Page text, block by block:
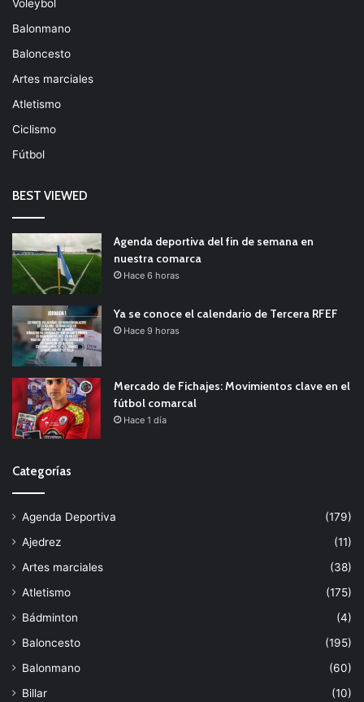
Voleybol
Balonmano
Baloncesto
Artes marciales
Atletismo
Ciclismo
Fútbol
BEST VIEWED
Agenda deportiva del fin de semana en
nuestra comarca
Hace 6 horas
Ya se conoce el calendario de Tercera RFEF
Hace 9 horas
Mercado de Fichajes: Movimientos clave en el
fútbol comarcal
Hace 1 día
Categorías
Agenda Deportiva
(179)
Ajedrez
(11)
Artes marciales
(38)
Atletismo
(175)
Bádminton
(4)
Baloncesto
(195)
Balonmano
(60)
Billar
(10)